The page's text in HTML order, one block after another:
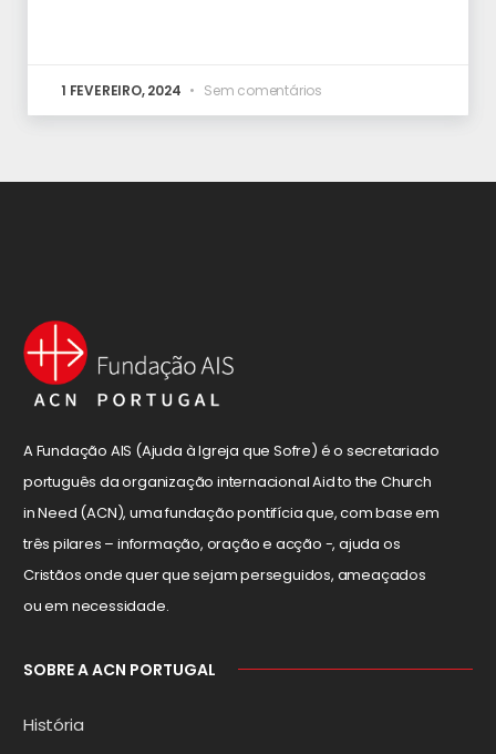
1 FEVEREIRO, 2024 Sem comentários
A Fundação AIS (Ajuda à Igreja que Sofre) é o secretariado
português da organização internacional Aid to the Church
in Need (ACN), uma fundação pontifícia que, com base em
três pilares – informação, oração e acção -, ajuda os
Cristãos onde quer que sejam perseguidos, ameaçados
ou em necessidade.
SOBRE A ACN PORTUGAL
História